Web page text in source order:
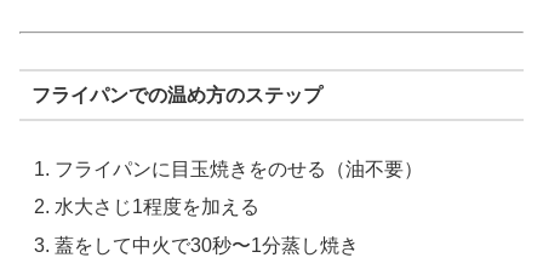
フライパンでの温め方のステップ
フライパンに目玉焼きをのせる（油不要）
水大さじ1程度を加える
蓋をして中火で30秒〜1分蒸し焼き